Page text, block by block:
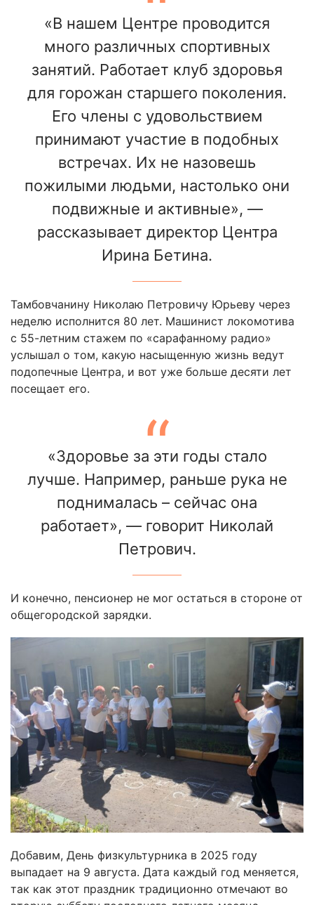
«В нашем Центре проводится
много различных спортивных
занятий. Работает клуб здоровья
для горожан старшего поколения.
Его члены с удовольствием
принимают участие в подобных
встречах. Их не назовешь
пожилыми людьми, настолько они
подвижные и активные», —
рассказывает директор Центра
Ирина Бетина.
Тамбовчанину Николаю Петровичу Юрьеву через
неделю исполнится 80 лет. Машинист локомотива
с 55-летним стажем по «сарафанному радио»
услышал о том, какую насыщенную жизнь ведут
подопечные Центра, и вот уже больше десяти лет
посещает его.
«Здоровье за эти годы стало
лучше. Например, раньше рука не
поднималась – сейчас она
работает», — говорит Николай
Петрович.
И конечно, пенсионер не мог остаться в стороне от
общегородской зарядки.
Добавим, День физкультурника в 2025 году
выпадает на 9 августа. Дата каждый год меняется,
так как этот праздник традиционно отмечают во